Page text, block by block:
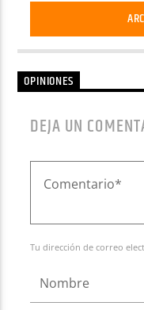
OPINIONES
DEJA UN
Tu dirección de correo